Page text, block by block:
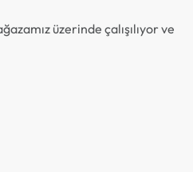
üzerinde çalışılıyor ve